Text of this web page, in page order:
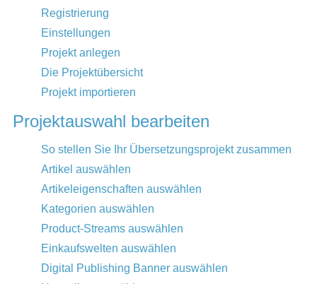
Registrierung
Einstellungen
Projekt anlegen
Die Projektübersicht
Projekt importieren
Projektauswahl bearbeiten
So stellen Sie Ihr Übersetzungsprojekt zusammen
Artikel auswählen
Artikeleigenschaften auswählen
Kategorien auswählen
Product-Streams auswählen
Einkaufswelten auswählen
Digital Publishing Banner auswählen